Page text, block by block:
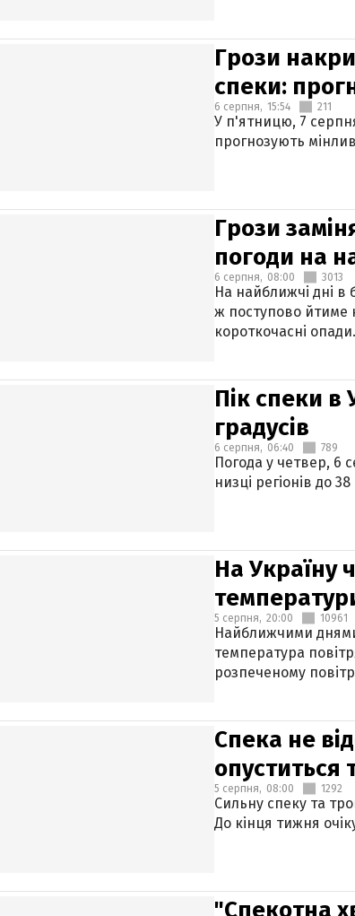
Грози
спеки:
6 серпня, 15:54 211
У п'ятницю, 7
прогнозують
Грози
погоди на
6 серпня, 08:00 3013
На найближчі дні в
ж поступово йтиме
короткочасні опади.
Пік спеки в
градусів
6 серпня, 06:40 789
Погода у четвер, 6
низці регіонів до
На Україну
5 серпня, 20:00 10961
Найближчими
температура
розпеченому
Спека не
опуститься
5 серпня, 08:00 1292
Сильну спеку та
До кінця тижня
"Спекотна